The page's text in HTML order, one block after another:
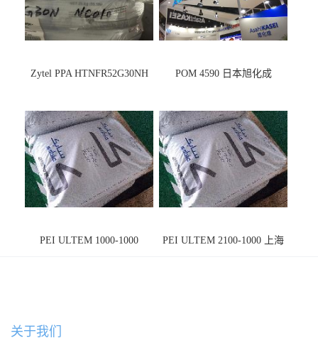
Zytel PPA HTNFR52G30NH POM 4590 日本旭化成
PEI ULTEM 1000-1000
PEI ULTEM 2100-1000 上海
关于我们